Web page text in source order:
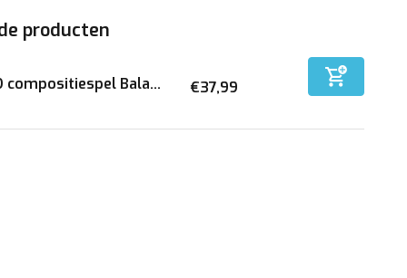
producten
compositiespel Bala... €37,99